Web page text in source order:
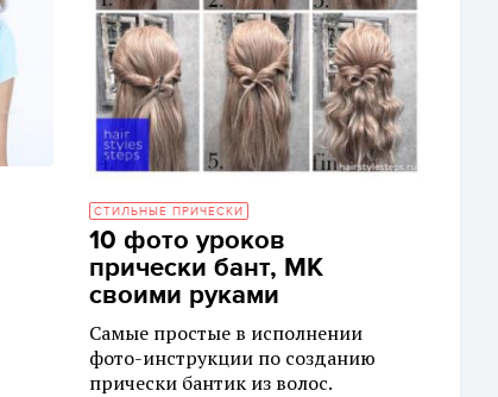
СТИЛЬНЫЕ ПРИЧЕСКИ
10 фото уроков
прически бант, МК
своими руками
Самые простые в исполнении
фото-инструкции по созданию
прически бантик из волос.